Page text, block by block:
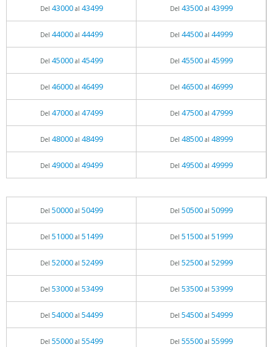
Del 43000al 43499 Del 43500al 43999
Del 44000al 44499 Del 44500al 44999
Del 45000al 45499 Del 45500al 45999
Del 46000al 46499 Del 46500al 46999
Del 47000al 47499 Del 47500al 47999
Del 48000al 48499 Del 48500al 48999
Del 49000al 49499 Del 49500al 49999
Del 50000al 50499 Del 50500al 50999
Del 51000al 51499 Del 51500al 51999
Del 52000al 52499 Del 52500al 52999
Del 53000al 53499 Del 53500al 53999
Del 54000al 54499 Del 54500al 54999
Del 55000al 55499 Del 55500al 55999